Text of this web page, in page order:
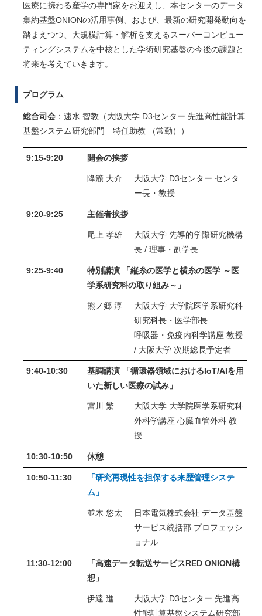
医療に携わる産学の専門家をお迎えし、本センターのデータ
集約基盤ONIONの活用事例、および、最新の研究開発動向を
踏まえつつ、大規模計算・解析を支えるスーパーコンピュー
ティングシステムを中核とした学術研究基盤の今後の課題と
将来を考えていきます。
プログラム
総合司会 ：速水 智教（大阪大学 D3センター 先進高性能計算
基盤システム研究部門 特任助教 （常勤））
9:15-9:20 開会の挨拶
降籏 大介
大阪大学 D3センター センタ
ー長・教授
9:20-9:25 主催者挨拶
尾上 孝雄
大阪大学 先導的学際研究機構
長 / 理事・副学長
9:25-9:40
特別講演 「縦糸の医学と横糸の医学 ～医
学系研究科の取り組み～」
熊ノ郷 淳
大阪大学 大学院医学系研究科
研究科長・医学部長
呼吸器・免疫内科学講座 教授
/ 大阪大学 次期総長予定者
9:40-10:30 基調講演
「循環器領域におけるIoT/AIを用
いた新しい医療の試み」
宮川 繁
大阪大学 大学院医学系研究科
外科学講座 心臓血管外科 教
授
10:30-10:50 休憩
10:50-11:30
「研究再現性を担保する来歴管理システ
ム」
並木 悠太
日本電気株式会社 データ基盤
サービス統括部 プロフェッシ
ョナル
11:30-12:00
「高速データ転送サービスRED ONION構
想」
伊達 進
大阪大学 D3センター 先進高
性能計算基盤システム研究部